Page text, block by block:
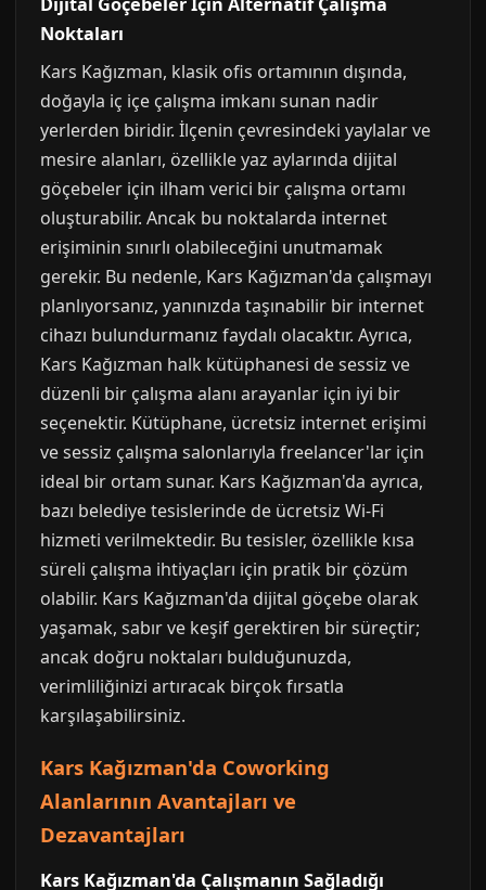
Noktaları
Kars Kağızman, klasik ofis ortamının dışında,
doğayla iç içe çalışma imkanı sunan nadir
yerlerden biridir. İlçenin çevresindeki yaylalar ve
mesire alanları, özellikle yaz aylarında dijital
göçebeler için ilham verici bir çalışma ortamı
oluşturabilir. Ancak bu noktalarda internet
erişiminin sınırlı olabileceğini unutmamak
gerekir. Bu nedenle, Kars Kağızman'da çalışmayı
planlıyorsanız, yanınızda taşınabilir bir internet
cihazı bulundurmanız faydalı olacaktır. Ayrıca,
Kars Kağızman halk kütüphanesi de sessiz ve
düzenli bir çalışma alanı arayanlar için iyi bir
seçenektir. Kütüphane, ücretsiz internet erişimi
ve sessiz çalışma salonlarıyla freelancer'lar için
ideal bir ortam sunar. Kars Kağızman'da ayrıca,
bazı belediye tesislerinde de ücretsiz Wi-Fi
hizmeti verilmektedir. Bu tesisler, özellikle kısa
süreli çalışma ihtiyaçları için pratik bir çözüm
olabilir. Kars Kağızman'da dijital göçebe olarak
yaşamak, sabır ve keşif gerektiren bir süreçtir;
ancak doğru noktaları bulduğunuzda,
verimliliğinizi artıracak birçok fırsatla
karşılaşabilirsiniz.
Kars Kağızman'da Coworking
Alanlarının Avantajları ve
Dezavantajları
Kars Kağızman'da Çalışmanın Sağladığı